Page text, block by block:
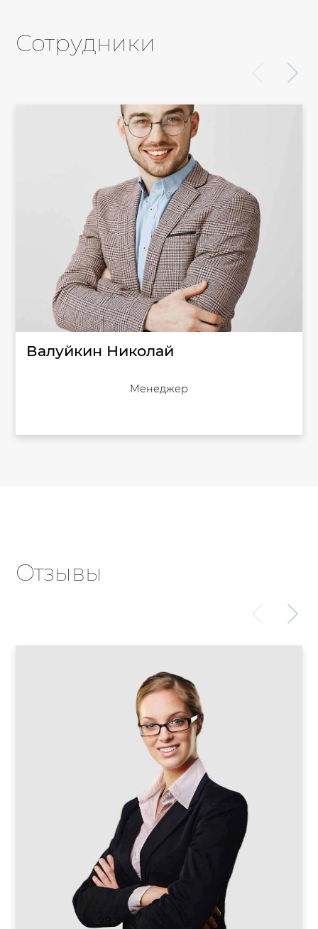
Сотрудники
Валуйкин Николай
Менеджер
Отзывы